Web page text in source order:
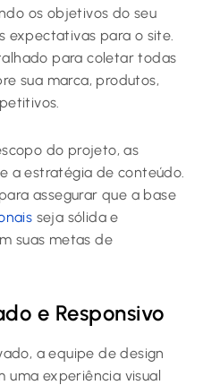
os objetivos do seu
expectativas para o site.
para coletar todas
sua marca, produtos,
do projeto, as
a estratégia de conteúdo.
assegurar que a base
seja sólida e
suas metas de
e Responsivo
a equipe de design
uma experiência visual